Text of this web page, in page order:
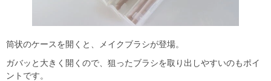
筒状のケースを開くと、メイクブラシが登場。
ガバッと大きく開くので、狙ったブラシを取り出しやすいのもポイ
ントです。